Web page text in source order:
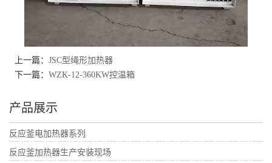
上一篇： JSC型绳形加热器
下一篇： WZK-12-360KW控温箱
产品展示
反应釜电加热器系列
反应釜加热器生产安装现场